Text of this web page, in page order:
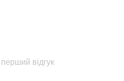
відгук